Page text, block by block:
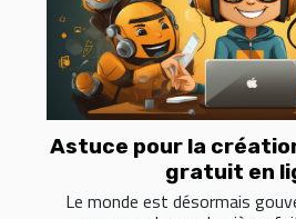
Astuce pour la
gratuit en
Le monde est désormais